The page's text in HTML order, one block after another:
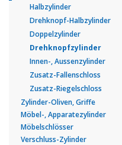
Halbzylinder
Drehknopf-Halbzylinder
Doppelzylinder
Drehknopfzylinder
Innen-, Aussenzylinder
Zusatz-Fallenschloss
Zusatz-Riegelschloss
Zylinder-Oliven, Griffe
Möbel-, Apparatezylinder
Möbelschlösser
Verschluss-Zylinder